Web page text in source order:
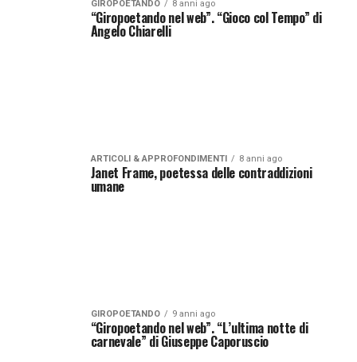
GIROPOETANDO 8 anni ago
“Giropoetando nel web”. “Gioco col Tempo” di
Angelo Chiarelli
ARTICOLI & APPROFONDIMENTI 8 anni ago
Janet Frame, poetessa delle contraddizioni
umane
GIROPOETANDO 9 anni ago
“Giropoetando nel web”. “L’ultima notte di
carnevale” di Giuseppe Caporuscio